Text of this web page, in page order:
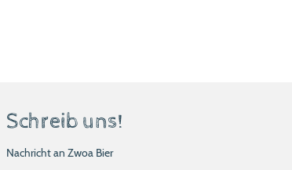
Schreib uns!
Nachricht an Zwoa Bier